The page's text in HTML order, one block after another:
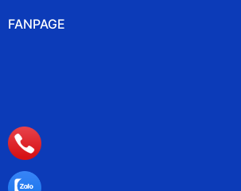
FANPAGE